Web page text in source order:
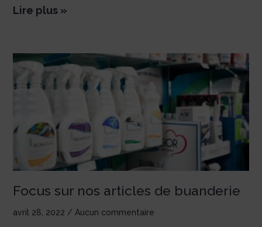
Lire plus »
Focus sur nos articles de buanderie
avril 28, 2022 Aucun commentaire